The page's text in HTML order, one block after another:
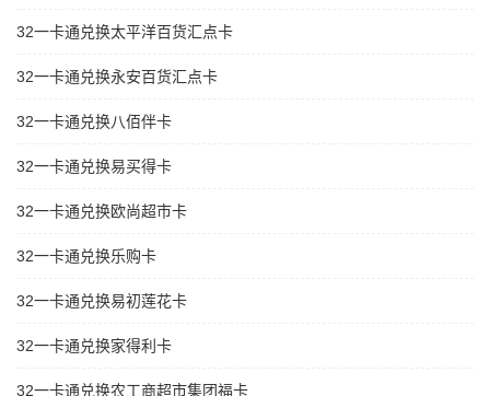
32一卡通兑换太平洋百货汇点卡
32一卡通兑换永安百货汇点卡
32一卡通兑换八佰伴卡
32一卡通兑换易买得卡
32一卡通兑换欧尚超市卡
32一卡通兑换乐购卡
32一卡通兑换易初莲花卡
32一卡通兑换家得利卡
32一卡通兑换农工商超市集团福卡